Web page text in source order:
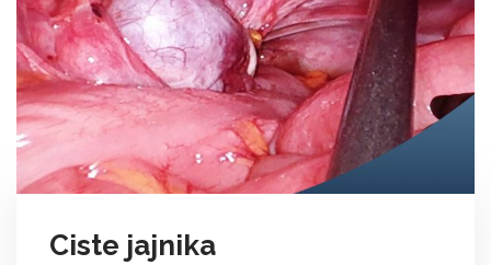
Ciste jajnika